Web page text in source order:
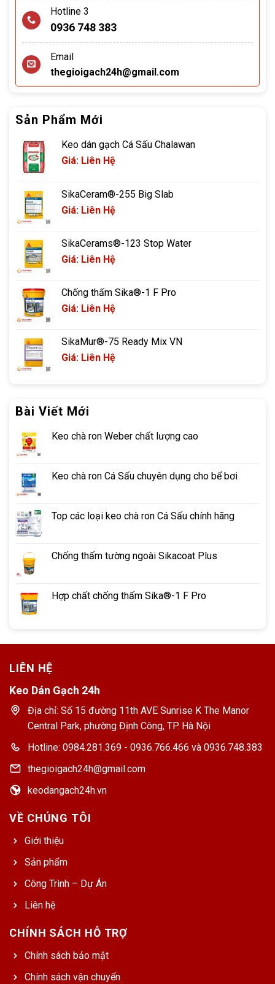
Hotline 3
0936 748 383
Email
thegioigach24h@gmail.com
Sản Phẩm Mới
Keo dán gạch Cá Sấu Chalawan
Giá: Liên Hệ
SikaCeram®-255 Big Slab
Giá: Liên Hệ
SikaCerams®-123 Stop Water
Giá: Liên Hệ
Chống thấm Sika®-1 F Pro
Giá: Liên Hệ
SikaMur®-75 Ready Mix VN
Giá: Liên Hệ
Bài Viết Mới
Keo chà ron Weber chất lượng cao
Keo chà ron Cá Sấu chuyên dụng cho bể bơi
Top các loại keo chà ron Cá Sấu chính hãng
Chống thấm tường ngoài Sikacoat Plus
Hợp chất chống thấm Sika®-1 F Pro
LIÊN HỆ
Keo Dán Gạch 24h
Địa chỉ: Số 15 đường 11th AVE Sunrise K The Manor
Central Park, phường Định Công, TP. Hà Nội
Hotline: 0984.281.369 - 0936.766.466 và 0936.748.383
thegioigach24h@gmail.com
keodangach24h.vn
VỀ CHÚNG TÔI
Giới thiệu
Sản phẩm
Công Trình – Dự Án
Liên hệ
CHÍNH SÁCH HỖ TRỢ
Chính sách bảo mật
Chính sách vận chuyển